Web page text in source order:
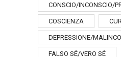
CONSCIO/INCONSCIO/
COSCIENZA
DEPRESSIONE/
FALSO SÉ/VERO SÉ